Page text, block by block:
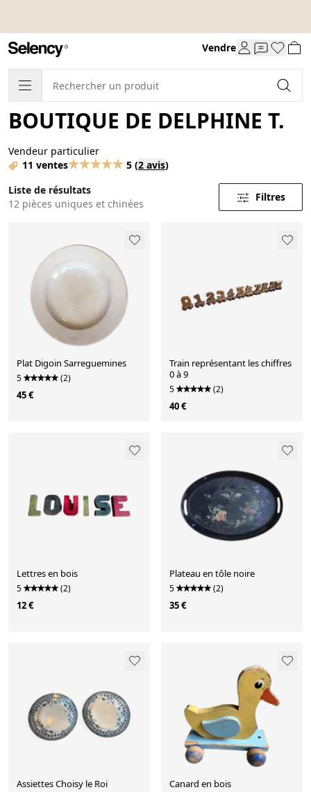
Vendre
BOUTIQUE DE DELPHINE T.
Vendeur particulier
11 ventes
5 (2 avis)
Liste de résultats
12 pièces uniques et chinées
Filtres
Plat Digoin Sarreguemines
5 (2)
45 €
Train représentant les chiffres
0 à 9
5 (2)
40 €
Lettres en bois
5 (2)
12 €
Plateau en tôle noire
5 (2)
35 €
Assiettes Choisy le Roi Canard en bois